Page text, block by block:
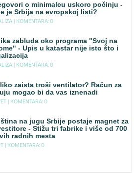
o minimalcu uskoro počinju -
je Srbija na evropskoj listi?
| KOMENTARA: 0
zabluda oko programa "Svoj na
- Upis u katastar nije isto što i
| KOMENTARA: 0
zaista troši ventilator? Račun za
mogao bi da vas iznenadi
| KOMENTARA: 0
na jugu Srbije postaje magnet za
- Stižu tri fabrike i više od 700
radnih mesta
| KOMENTARA: 0